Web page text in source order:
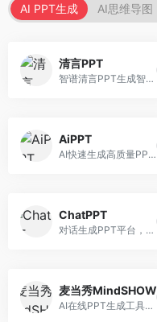
AI PPT生成 AI思维导图
清言PPT
智谱清言PPT生成智能体，基于GLM大模型。面向智谱用户，支持对话生成PPT、内容优化等服务，与智谱生态深度整合。
AiPPT
AI快速生成高质量PPT平台，支持主题定制。面向职场人士和学生，提供一键生成、模板选择、内容优化等服务，PPT制作速度快，设计质量高。
ChatPPT
对话生成PPT平台，支持自然语言交互创作。面向职场人士和教育工作者，通过对话方式完成PPT制作，交互体验友好，创作过程直观。
麦当秀MindSHOW
AI在线PPT生成工具，支持思维导图转PPT。面向职场人士，提供思维导图导入、PPT生成、模板选择等服务，思维导图转PPT效率高。